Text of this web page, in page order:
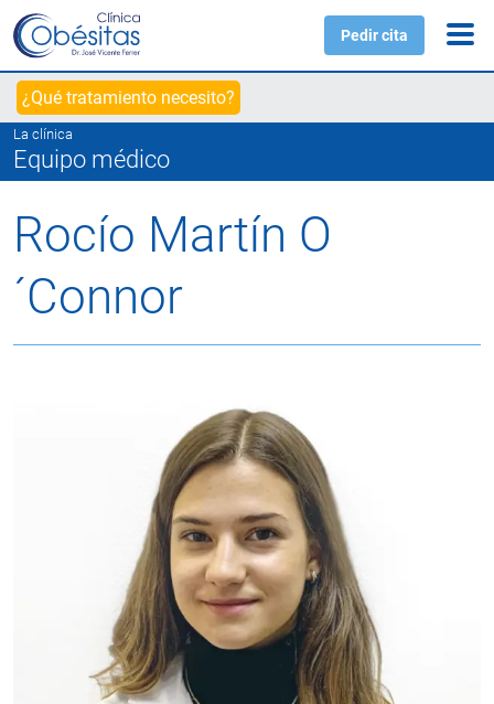
Pedir cita
¿Qué tratamiento necesito?
La clínica
Equipo médico
Rocío Martín O
´Connor